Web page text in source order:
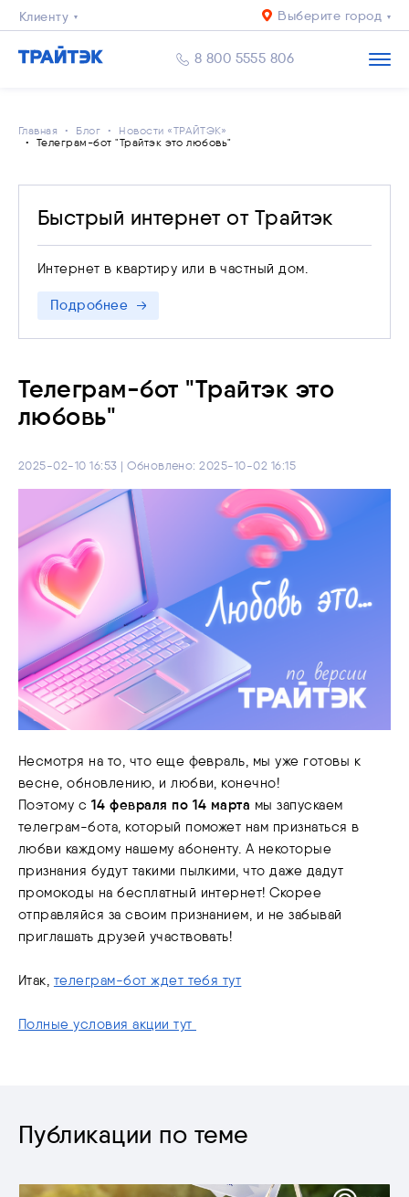
Клиенту
Выберите город
8 800 5555 806
Главная Блог
Новости «ТРАЙТЭК»
Телеграм-бот "Трайтэк это любовь"
Быстрый интернет от Трайтэк
Интернет в квартиру или в частный дом.
Подробнее
Телеграм-бот "Трайтэк это
любовь"
2025-02-10 16:53 | Обновлено: 2025-10-02 16:15
Несмотря на то, что еще февраль, мы уже готовы к
весне, обновлению, и любви, конечно!
Поэтому с 14 февраля по 14 марта мы запускаем
телеграм-бота, который поможет нам признаться в
любви каждому нашему абоненту. А некоторые
признания будут такими пылкими, что даже дадут
промокоды на бесплатный интернет! Скорее
отправляйся за своим признанием, и не забывай
приглашать друзей участвовать!
Итак, телеграм-бот ждет тебя тут
Полные условия акции тут
Публикации по теме